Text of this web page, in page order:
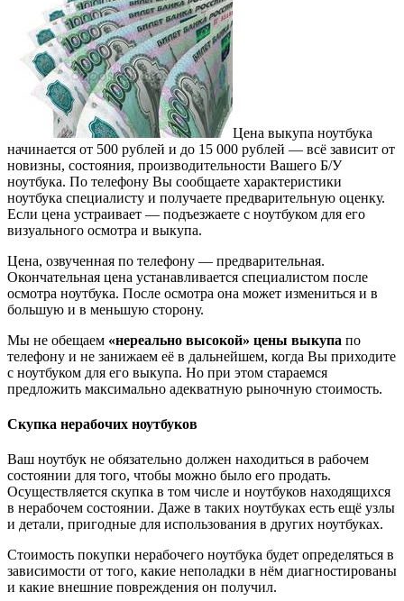
Цена выкупа ноутбука
начинается от 500 рублей и до 15 000 рублей — всё зависит от
новизны, состояния, производительности Вашего Б/У
ноутбука. По телефону Вы сообщаете характеристики
ноутбука специалисту и получаете предварительную оценку.
Если цена устраивает — подъезжаете с ноутбуком для его
визуального осмотра и выкупа.
Цена, озвученная по телефону — предварительная.
Окончательная цена устанавливается специалистом после
осмотра ноутбука. После осмотра она может измениться и в
большую и в меньшую сторону.
Мы не обещаем «нереально высокой» цены выкупа по
телефону и не занижаем её в дальнейшем, когда Вы приходите
с ноутбуком для его выкупа. Но при этом стараемся
предложить максимально адекватную рыночную стоимость.
Cкупка нерабочих ноутбуков
Ваш ноутбук не обязательно должен находиться в рабочем
состоянии для того, чтобы можно было его продать.
Осуществляется скупка в том числе и ноутбуков находящихся
в нерабочем состоянии. Даже в таких ноутбуках есть ещё узлы
и детали, пригодные для использования в других ноутбуках.
Стоимость покупки нерабочего ноутбука будет определяться в
зависимости от того, какие неполадки в нём диагностированы
и какие внешние повреждения он получил.